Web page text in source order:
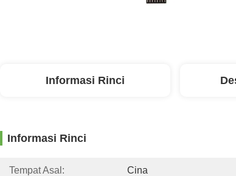
Informasi Rinci
Informasi Rinci
Tempat Asal: Cina